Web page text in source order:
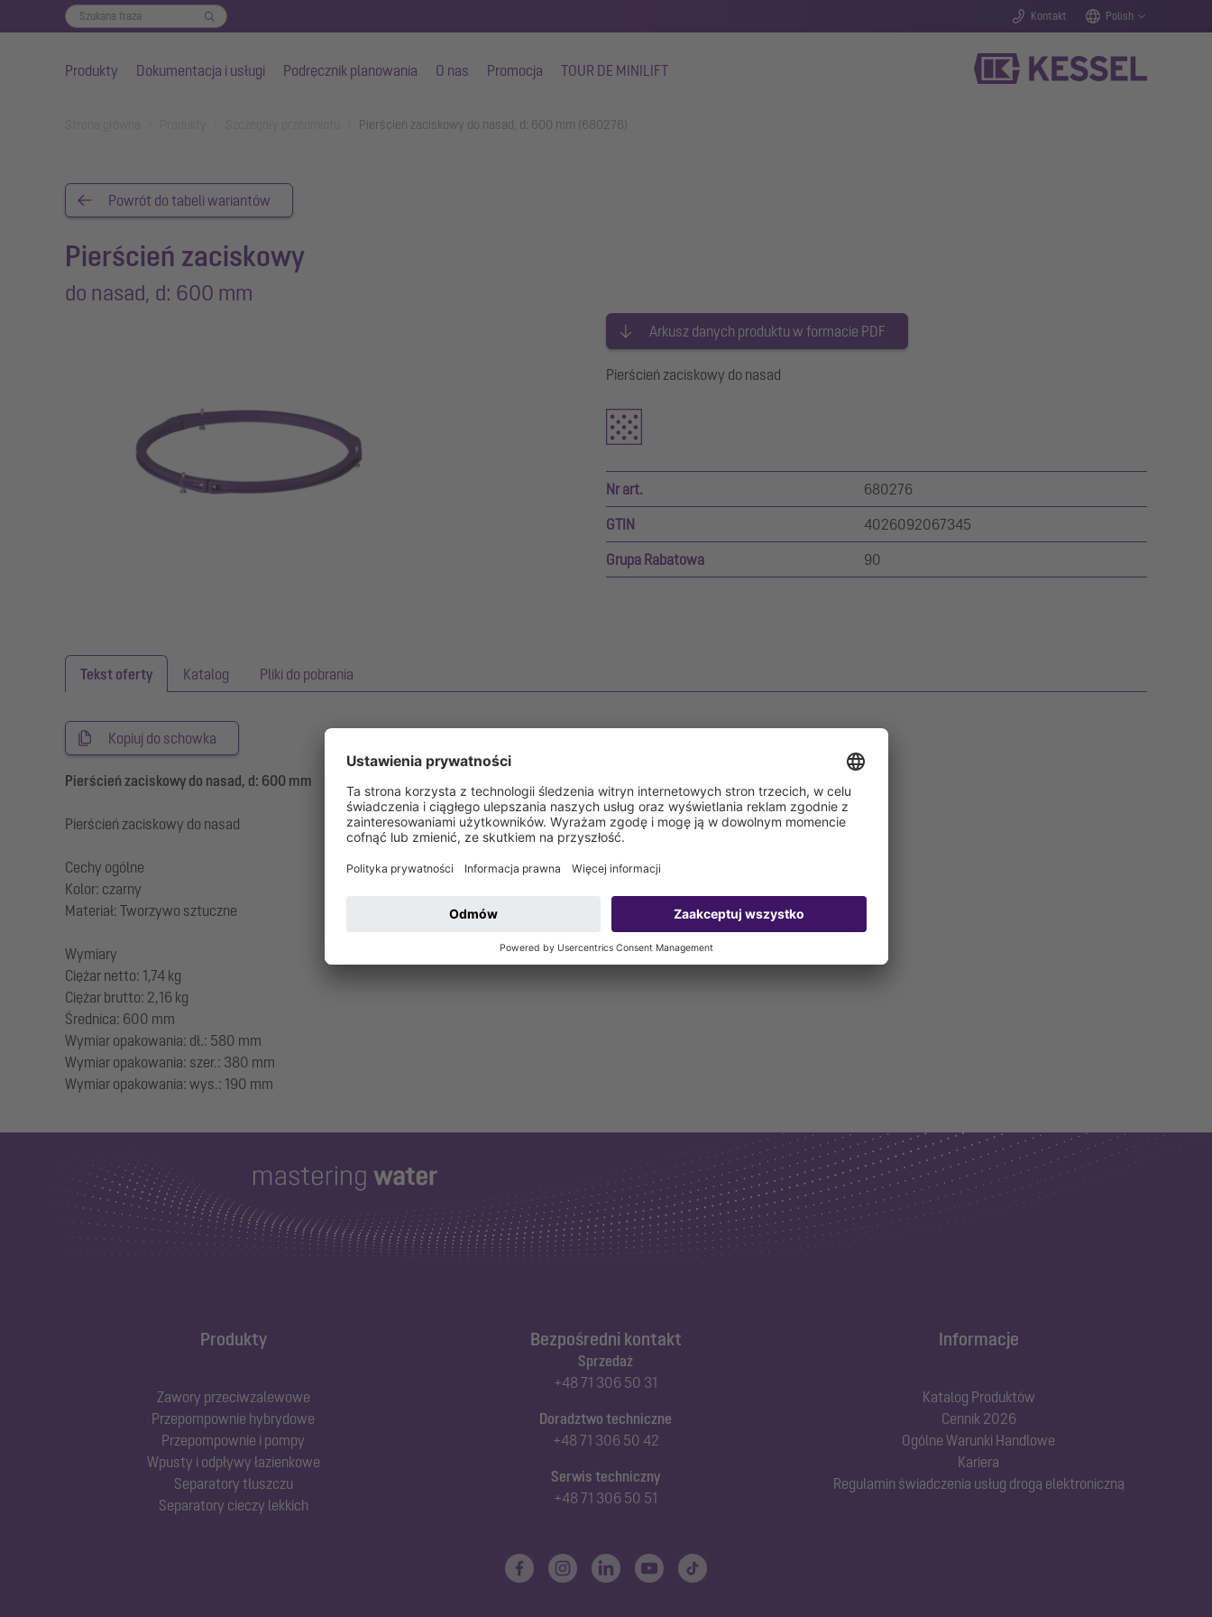
Kontakt Polish
Produkty Dokumentacja i usługi Podręcznik planowania O nas Promocja TOUR DE MINILIFT
Pierścień zaciskowy do nasad, d: 600 mm (680276)
Powrót do tabeli wariantów
Pierścień zaciskowy
do nasad, d: 600 mm
Arkusz danych produktu w formacie PDF
Pierścień zaciskowy do nasad
Nr art. 680276
GTIN 4026092067345
Grupa Rabatowa 90
Tekst oferty Katalog Pliki do pobrania
Kopiuj do schowka
Pierścień zaciskowy do nasad, d: 600 mm
Pierścień zaciskowy do nasad
Cechy ogólne
Kolor: czarny
Materiał: Tworzywo sztuczne
Wymiary
Ciężar netto: 1,74 kg
Ciężar brutto: 2,16 kg
Średnica: 600 mm
Wymiar opakowania: dł.: 580 mm
Wymiar opakowania: szer.: 380 mm
Produkty
Zawory przeciwzalewowe
Przepompownie hybrydowe
Przepompownie i pompy
Wpusty i odpływy łazienkowe
Separatory tłuszczu
Separatory cieczy lekkich
Bezpośredni kontakt
Sprzedaż
+48 71 306 50 31
Doradztwo techniczne
+48 71 306 50 42
Serwis techniczny
+48 71 306 50 51
Informacje
Katalog Produktów
Cennik 2026
Ogólne Warunki Handlowe
Kariera
Regulamin świadczenia usług drogą elektroniczną